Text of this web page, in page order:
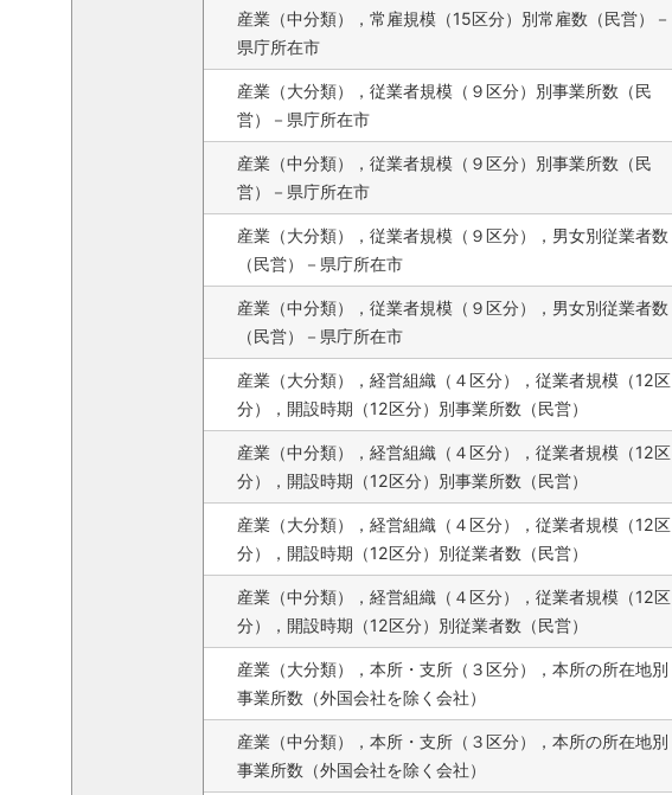
産業（中分類），常雇規模（15区分）別常雇数（民営）－
県庁所在市
産業（大分類），従業者規模（９区分）別事業所数（民
営）－県庁所在市
産業（中分類），従業者規模（９区分）別事業所数（民
営）－県庁所在市
産業（大分類），従業者規模（９区分），男女別従業者数
（民営）－県庁所在市
産業（中分類），従業者規模（９区分），男女別従業者数
（民営）－県庁所在市
産業（大分類），経営組織（４区分），従業者規模（12区
分），開設時期（12区分）別事業所数（民営）
産業（中分類），経営組織（４区分），従業者規模（12区
分），開設時期（12区分）別事業所数（民営）
産業（大分類），経営組織（４区分），従業者規模（12区
分），開設時期（12区分）別従業者数（民営）
産業（中分類），経営組織（４区分），従業者規模（12区
分），開設時期（12区分）別従業者数（民営）
産業（大分類），本所・支所（３区分），本所の所在地別
事業所数（外国会社を除く会社）
産業（中分類），本所・支所（３区分），本所の所在地別
事業所数（外国会社を除く会社）